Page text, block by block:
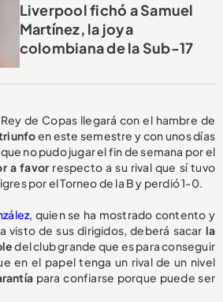
Liverpool fichó a Samuel
Martínez, la joya
colombiana de la Sub-17
de Copas llegará con el hambre de
en este semestre y con unos días
no pudo jugar el fin de semana por el
a favor respecto a su rival que sí tuvo
por el Torneo de la B y perdió 1-0.
, quien se ha mostrado contento y
visto de sus dirigidos, deberá sacar la
del club grande que es para conseguir
en el papel tenga un rival de un nivel
para confiarse porque puede ser